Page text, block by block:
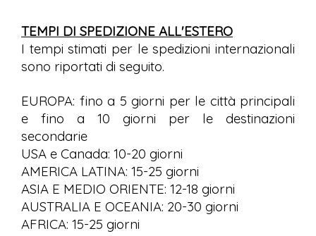
TEMPI DI SPEDIZIONE ALL'ESTERO
I tempi stimati per le spedizioni internazionali
sono riportati di seguito.
EUROPA: fino a 5 giorni per le città principali
e fino a 10 giorni per le destinazioni
secondarie
USA e Canada: 10-20 giorni
AMERICA LATINA: 15-25 giorni
ASIA E MEDIO ORIENTE: 12-18 giorni
AUSTRALIA E OCEANIA: 20-30 giorni
AFRICA: 15-25 giorni